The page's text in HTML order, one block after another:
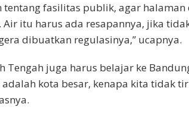
tentang fasilitas publik, agar
itu harus ada resapannya, jika
dibuatkan regulasinya,” ucapnya.
Tengah juga harus belajar ke
kota besar, kenapa kita tidak